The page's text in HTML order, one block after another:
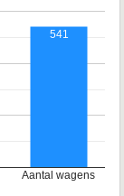
Aantal wagens
541